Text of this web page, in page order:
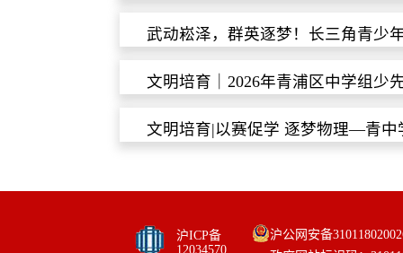
武动崧泽，群英逐梦！长三角青少
文明培育｜2026年青浦区中学组少
文明培育|以赛促学 逐梦物理—青
沪ICP备
12034570
沪公网安备